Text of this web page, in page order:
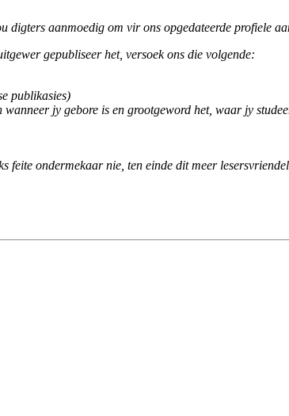
aanmoedig om vir ons opgedateerde profiele
gepubliseer het, versoek ons die volgende:
publikasies)
jy gebore is en grootgeword het, waar jy
feite ondermekaar nie, ten einde dit meer